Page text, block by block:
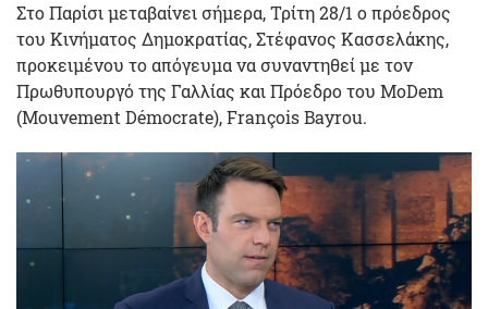
Στο Παρίσι μεταβαίνει σήμερα, Τρίτη 28/1 ο πρόεδρος
του Κινήματος Δημοκρατίας, Στέφανος Κασσελάκης,
προκειμένου το απόγευμα να συναντηθεί με τον
Πρωθυπουργό της Γαλλίας και Πρόεδρο του MoDem
(Mouvement Démocrate), François Bayrou.